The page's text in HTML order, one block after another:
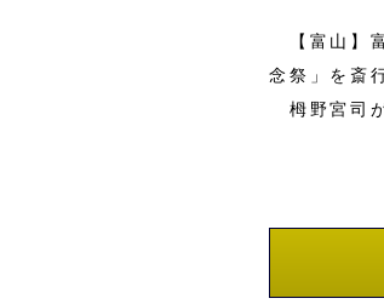
【富山】
念祭」を斎
栂野宮司